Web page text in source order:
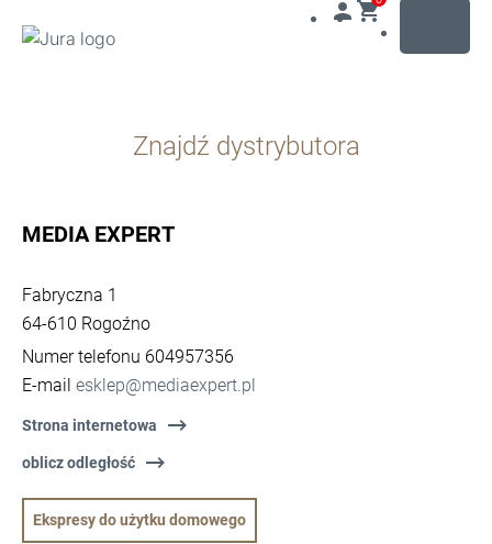
opcji
wyszukiwania
Znajdź dystrybutora
MEDIA EXPERT
Fabryczna 1
64-610 Rogoźno
Numer telefonu 604957356
E-mail esklep@mediaexpert.pl
Strona internetowa
oblicz odległość
Ekspresy do użytku domowego